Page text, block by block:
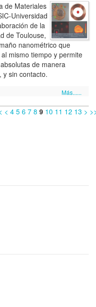
de Materiales
Universidad
de la
de Toulouse,
nanométrico que
mismo tiempo y permite
de manera
y sin contacto.
Más......
< 4 5 6 7 8 9 10 11 12 13 >